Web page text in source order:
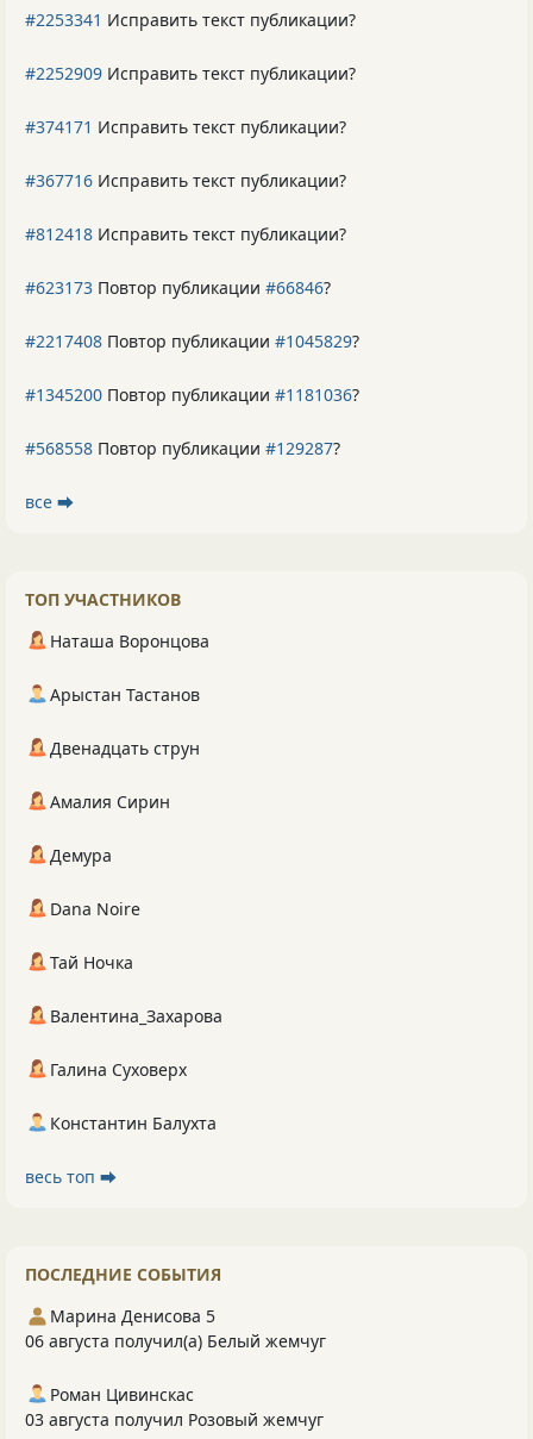
#2253341 Исправить текст публикации?
#2252909 Исправить текст публикации?
#374171 Исправить текст публикации?
#367716 Исправить текст публикации?
#812418 Исправить текст публикации?
#623173 Повтор публикации #66846?
#2217408 Повтор публикации #1045829?
#1345200 Повтор публикации #1181036?
#568558 Повтор публикации #129287?
все ⮕
ТОП УЧАСТНИКОВ
Наташа Воронцова
Арыстан Тастанов
Двенадцать струн
Амалия Сирин
Демура
Dana Noire
Тай Ночка
Валентина_Захарова
Галина Суховерх
Константин Балухта
весь топ ⮕
ПОСЛЕДНИЕ СОБЫТИЯ
Марина Денисова 5
06 августа получил(а) Белый жемчуг
Роман Цивинскас
03 августа получил Розовый жемчуг